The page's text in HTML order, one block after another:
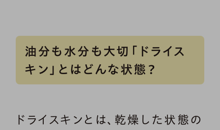
油分も水分も大切「ドライス
キン」とはどんな状態？
ドライスキンとは、乾燥した状態の